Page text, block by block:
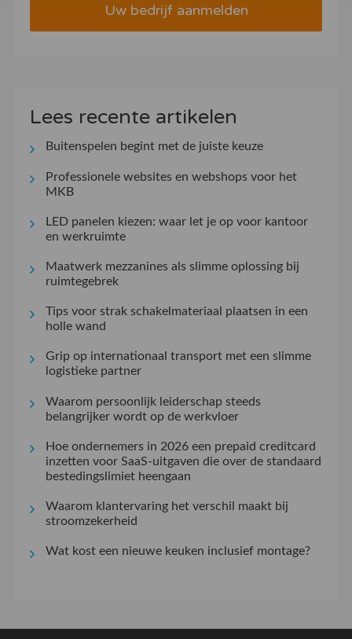
Uw bedrijf aanmelden
Lees recente artikelen
Buitenspelen begint met de juiste keuze
Professionele websites en webshops voor het
MKB
LED panelen kiezen: waar let je op voor kantoor
en werkruimte
Maatwerk mezzanines als slimme oplossing bij
ruimtegebrek
Tips voor strak schakelmateriaal plaatsen in een
holle wand
Grip op internationaal transport met een slimme
logistieke partner
Waarom persoonlijk leiderschap steeds
belangrijker wordt op de werkvloer
Hoe ondernemers in 2026 een prepaid creditcard
inzetten voor SaaS-uitgaven die over de standaard
bestedingslimiet heengaan
Waarom klantervaring het verschil maakt bij
stroomzekerheid
Wat kost een nieuwe keuken inclusief montage?